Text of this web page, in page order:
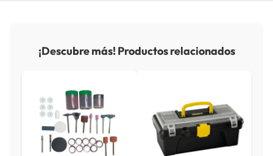
¡Descubre más! Productos relacionados